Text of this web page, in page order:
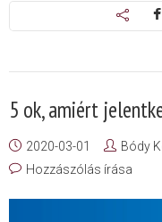
5 ok, amiért
2020-03-01 Bódy
Hozzászólás írása